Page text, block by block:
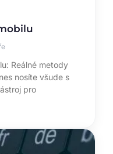
Reálné metody
nosíte všude s
pro